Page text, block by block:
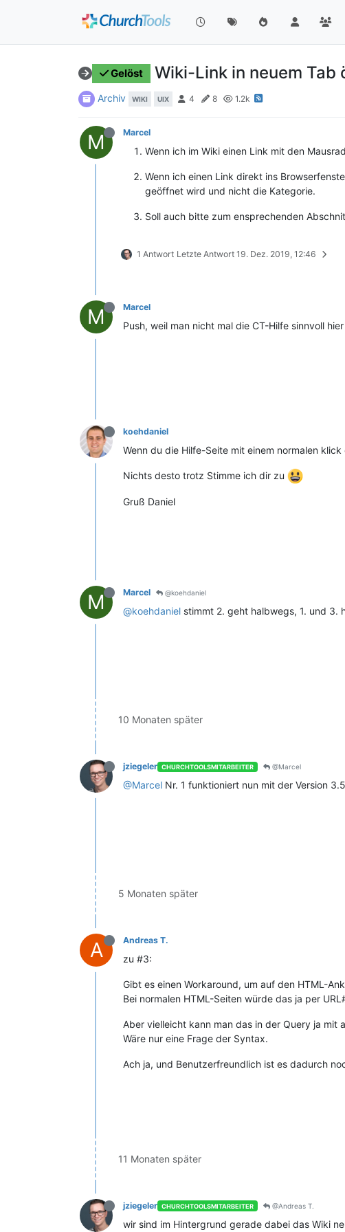
Gelöst Wiki-Link in neuem Tab
Archiv WIKI UIX 4 8 1.2k
M Marcel
Wenn ich im Wiki einen Link mit den
Wenn ich einen Link direkt ins
geöffnet wird und nicht die Kategorie.
Soll auch bitte zum ensprechenden
1 Antwort Letzte Antwort 19. Dez. 2019, 12:46
M Marcel
Push, weil man nicht mal die CT-Hilfe sinnvoll
koehdaniel
Wenn du die Hilfe-Seite mit einem normalen
Nichts desto trotz Stimme ich dir zu
Gruß Daniel
M Marcel @koehdaniel
@koehdaniel stimmt 2. geht halbwegs, 1. und 3.
10 Monaten später
jziegeler CHURCHTOOLSMITARBEITER @Marcel
@Marcel Nr. 1 funktioniert nun mit der Version
5 Monaten später
A Andreas T.
zu #3:
Gibt es einen Workaround, um auf den HTML-
Bei normalen HTML-Seiten würde das ja per
Aber vielleicht kann man das in der Query ja mit
Wäre nur eine Frage der Syntax.
Ach ja, und Benutzerfreundlich ist es dadurch
11 Monaten später
jziegeler CHURCHTOOLSMITARBEITER @Andreas T.
wir sind im Hintergrund gerade dabei das Wiki